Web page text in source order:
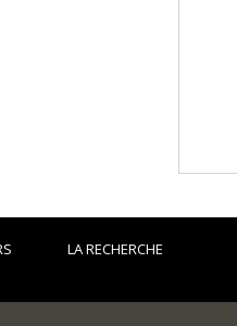
LA RECHERCHE